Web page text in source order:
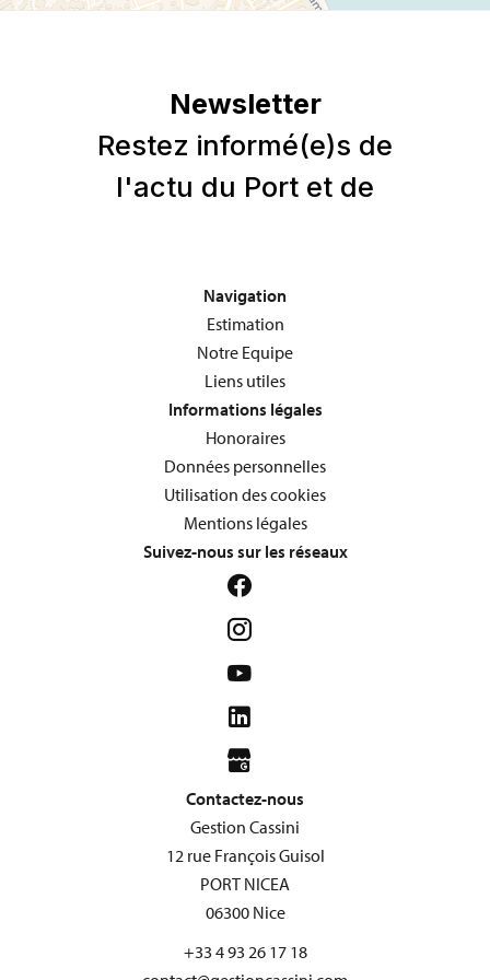
Navigation
Estimation
Notre Equipe
Liens utiles
Informations légales
Honoraires
Données personnelles
Utilisation des cookies
Mentions légales
Suivez-nous sur les réseaux
Contactez-nous
Gestion Cassini
12 rue François Guisol
PORT NICEA
06300Nice
+33 4 93 26 17 18